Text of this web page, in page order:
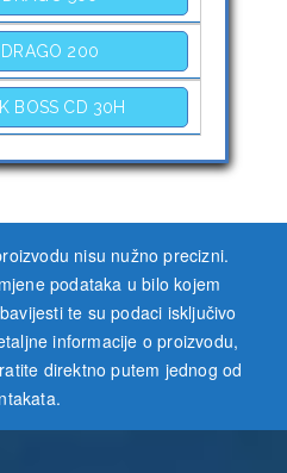
DRAGO 200
BOSS CD 30H
nisu nužno precizni.
podataka u bilo kojem
te su podaci isključivo
informacije o proizvodu,
direktno putem jednog od